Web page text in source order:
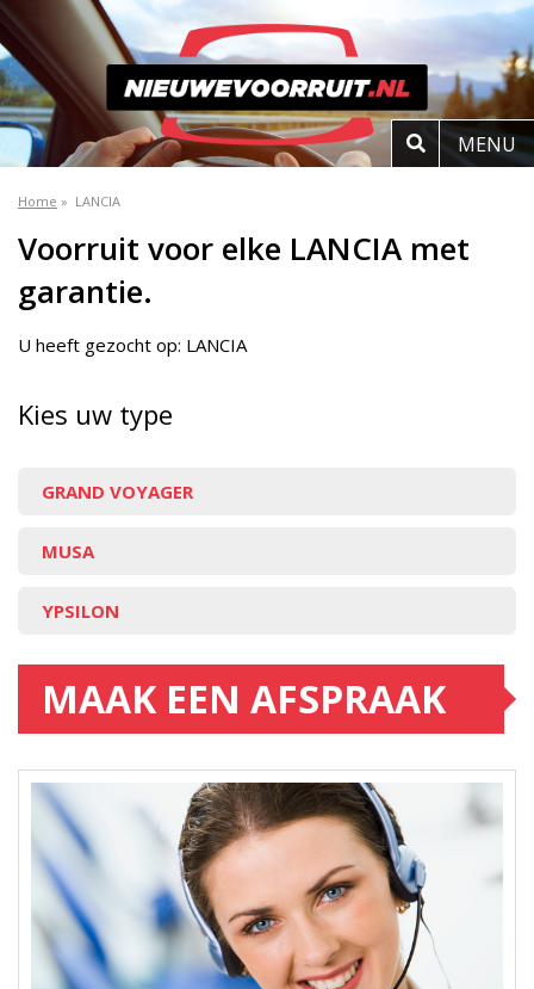
MENU
Home » LANCIA
Voorruit voor elke LANCIA met
garantie.
U heeft gezocht op: LANCIA
Kies uw type
GRAND VOYAGER
MUSA
YPSILON
MAAK EEN AFSPRAAK